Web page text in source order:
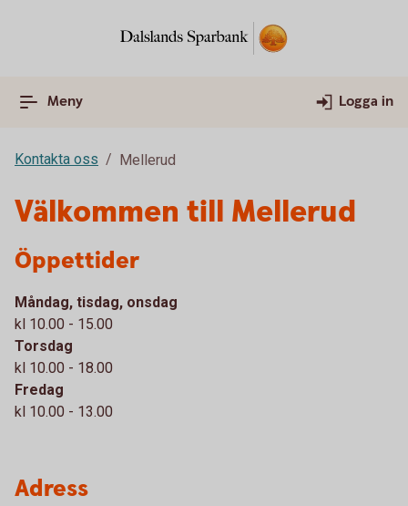
Meny Logga in
Kontakta oss Mellerud
Välkommen till Mellerud
Öppettider
Måndag, tisdag, onsdag
kl 10.00 - 15.00
Torsdag
kl 10.00 - 18.00
Fredag
kl 10.00 - 13.00
Adress